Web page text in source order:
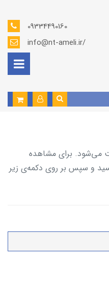
09334490160
info@nt-ameli.ir/
می‌شود. برای مشاهده
و سپس بر روی دکمه‌ی زیر